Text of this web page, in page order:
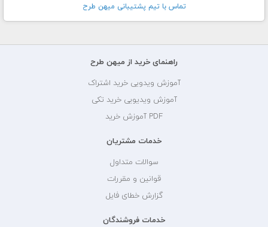
تماس با تيم پشتيبانی ميهن طرح
راهنمای خرید از میهن طرح
آموزش ویدویی خرید اشتراک
آموزش ویدیویی خرید تکی
PDF آموزش خرید
خدمات مشتریان
سوالات متداول
قوانین و مقررات
گزارش خطای فایل
خدمات فروشندگان